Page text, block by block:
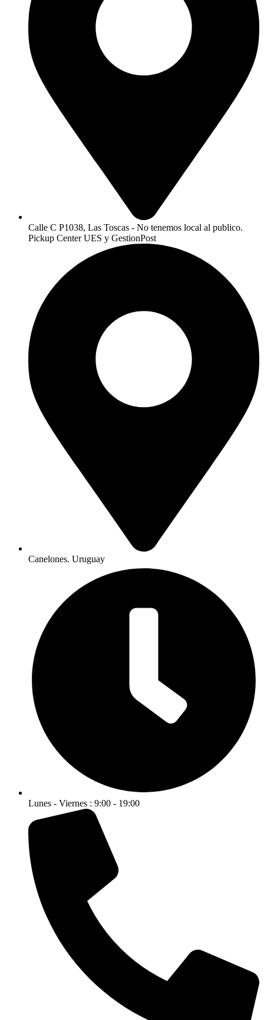
Calle C P1038, Las Toscas - No tenemos local al publico.
Pickup Center UES y GestionPost
Canelones. Uruguay
Lunes - Viernes : 9:00 - 19:00